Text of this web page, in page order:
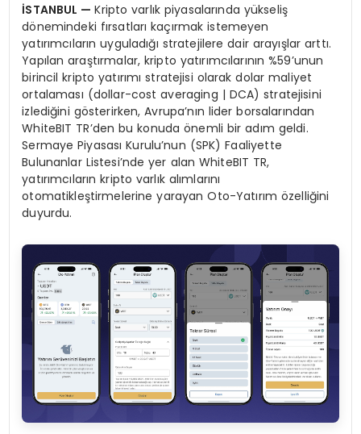
İSTANBUL —Kripto varlık piyasalarında yükseliş
dönemindeki fırsatları kaçırmak istemeyen
yatırımcıların uyguladığı stratejilere dair arayışlar arttı.
Yapılan araştırmalar, kripto yatırımcılarının %59’unun
birincil kripto yatırımı stratejisi olarak dolar maliyet
ortalaması (dollar-cost averaging | DCA) stratejisini
izlediğini gösterirken, Avrupa’nın lider borsalarından
WhiteBIT TR’den bu konuda önemli bir adım geldi.
Sermaye Piyasası Kurulu’nun (SPK) Faaliyette
Bulunanlar Listesi’nde yer alan WhiteBIT TR,
yatırımcıların kripto varlık alımlarını
otomatikleştirmelerine yarayan Oto-Yatırım özelliğini
duyurdu.